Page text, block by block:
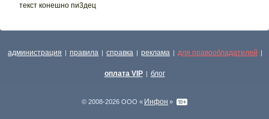
текст конешно пи3дец
администрация | правила | справка | реклама | для правообладателей |
оплата VIP | блог
© 2008-2026 ООО « Инфон »